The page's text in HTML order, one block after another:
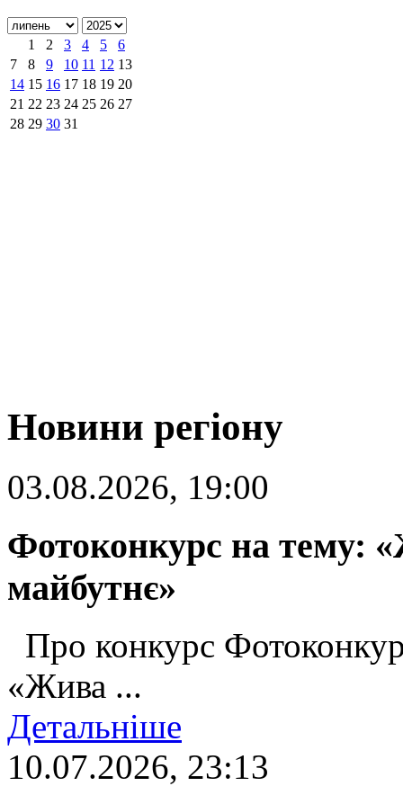
1 2 3 4 5
6
7
8 9 10 11 12 13
14 15 16 17 18 19 20
21 22 23 24 25 26 27
28 29 30 31
Новини регіону
03.08.2026, 19:00
Фотоконкурс на тему:
майбутнє»
Про конкурс
«Жива ...
Детальніше
10.07.2026, 23:13